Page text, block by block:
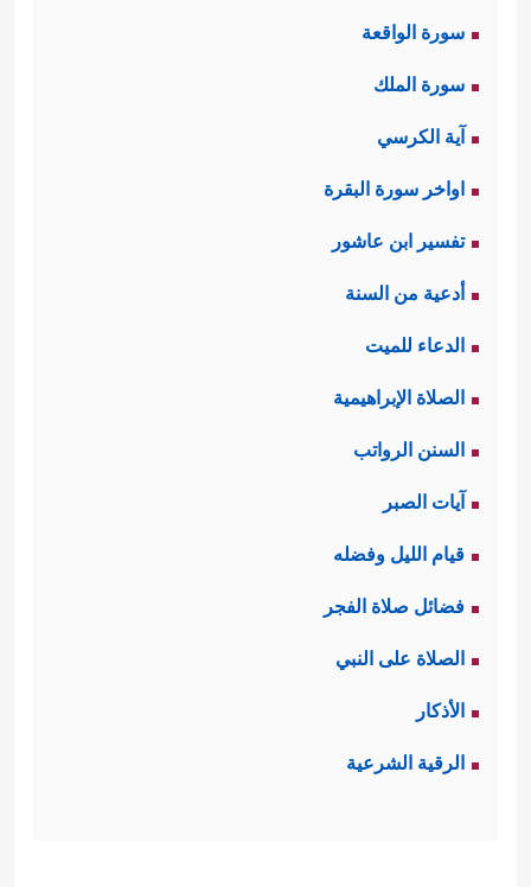
سورة الواقعة
سورة الملك
آية الكرسي
اواخر سورة البقرة
تفسير ابن عاشور
أدعية من السنة
الدعاء للميت
الصلاة الإبراهيمية
السنن الرواتب
آيات الصبر
قيام الليل وفضله
فضائل صلاة الفجر
الصلاة على النبي
الأذكار
الرقية الشرعية